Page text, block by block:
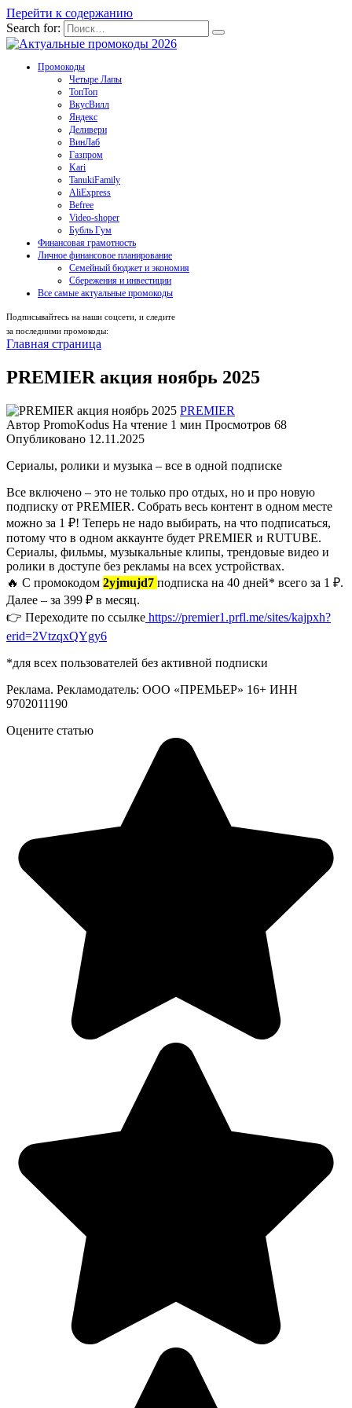
Перейти к содержанию
Search for:
Промокоды
Четыре Лапы
ТопТоп
ВкусВилл
Яндекс
Деливери
ВинЛаб
Газпром
Kari
TanukiFamily
AliExpress
Befree
Video-shoper
Бубль Гум
Финансовая грамотность
Личное финансовое планирование
Семейный бюджет и экономия
Сбережения и инвестиции
Все самые актуальные промокоды
Подписывайтесь на наши соцсети, и следите
за последними промокоды:
Главная страница
PREMIER акция ноябрь 2025
PREMIER
Автор PromoKodus На чтение 1 мин Просмотров 68
Опубликовано 12.11.2025
Сериалы, ролики и музыка – все в одной подписке
Все включено – это не только про отдых, но и про новую
подписку от PREMIER. Собрать весь контент в одном месте
можно за 1 ₽! Теперь не надо выбирать, на что подписаться,
потому что в одном аккаунте будет PREMIER и RUTUBE.
Сериалы, фильмы, музыкальные клипы, трендовые видео и
ролики в доступе без рекламы на всех устройствах.
🔥 С промокодом 2yjmujd7 подписка на 40 дней* всего за 1 ₽.
Далее – за 399 ₽ в месяц.
👉 Переходите по ссылке https://premier1.prfl.me/sites/kajpxh?
erid=2VtzqxQYgy6
*для всех пользователей без активной подписки
Реклама. Рекламодатель: ООО «ПРЕМЬЕР» 16+ ИНН
9702011190
Оцените статью